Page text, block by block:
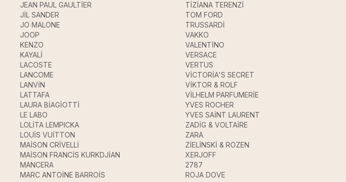
JEAN PAUL GAULTİER
JİL SANDER
JO MALONE
JOOP
KENZO
KAYALİ
LACOSTE
LANCOME
LANVİN
LATTAFA
LAURA BİAGİOTTİ
LE LABO
LOLİTA LEMPICKA
LOUİS VUİTTON
MAİSON CRİVELLİ
MAİSON FRANCİS KURKDJİAN
MANCERA
MARC ANTOİNE BARROİS
TİZİANA TERENZİ
TOM FORD
TRUSSARDİ
VAKKO
VALENTİNO
VERSACE
VERTUS
VİCTORİA'S SECRET
VİKTOR & ROLF
VİLHELM PARFUMERİE
YVES ROCHER
YVES SAİNT LAURENT
ZADİG & VOLTAİRE
ZARA
ZİELİNSKİ & ROZEN
XERJOFF
2787
ROJA DOVE